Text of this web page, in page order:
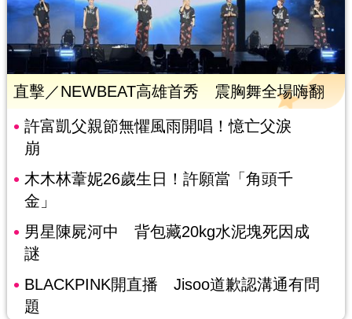
直擊／NEWBEAT高雄首秀 震胸舞全場嗨翻
許富凱父親節無懼風雨開唱！憶亡父淚
崩
木木林葦妮26歲生日！許願當「角頭千
金」
男星陳屍河中 背包藏20kg水泥塊死因成
謎
BLACKPINK開直播 Jisoo道歉認溝通有問
題